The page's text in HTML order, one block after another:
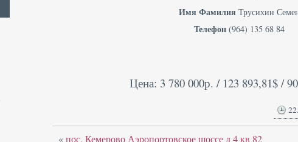
Имя Фамилия Трусихин
Телефон(964) 135 68 84
Цена: 3 780 000р. / 123 893,81$ /
«пос. Кемерово Аэропортовское шоссе д 4 кв 82